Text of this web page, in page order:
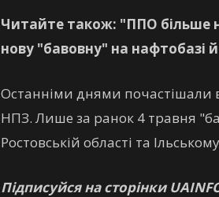
Читайте також: "ППО більше
нову "бавовну" на нафтобазі
Останніми днями почастішали
НПЗ. Лише за ранок 4 травня
Ростовській області та
Підписуйся на сторінки